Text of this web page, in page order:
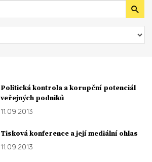
Politická kontrola a korupční potenciál
veřejných podniků
11. 09. 2013
Tisková konference a její mediální ohlas
11. 09. 2013